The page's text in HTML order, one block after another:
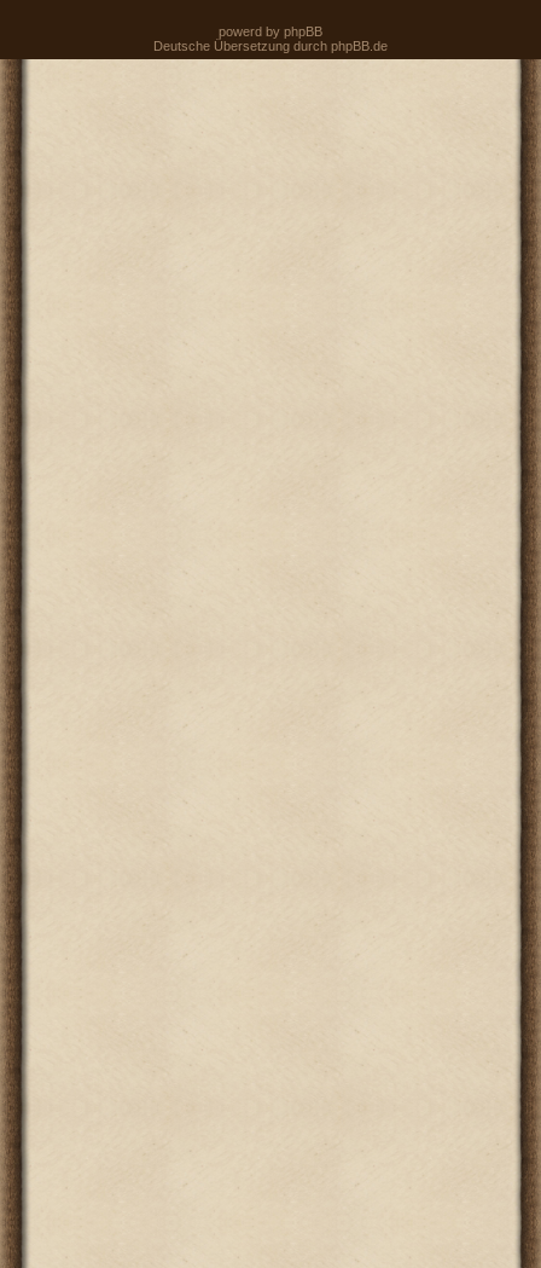
powerd by phpBB
Deutsche Übersetzung durch phpBB.de